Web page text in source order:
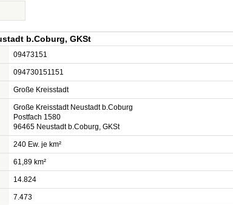
b.Coburg, GKSt
09473151
094730151151
Große Kreisstadt
Große Kreisstadt Neustadt b.Coburg
Postfach 1580
96465 Neustadt b.Coburg, GKSt
240 Ew. je km²
61,89 km²
14.824
7.473